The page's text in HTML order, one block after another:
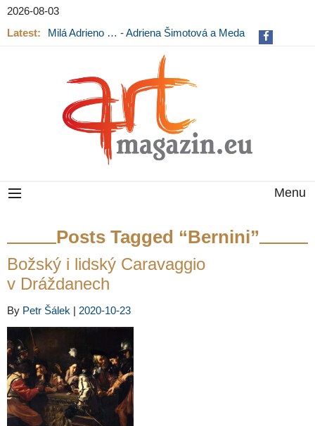
2026-08-03
Latest:
Milá Adrieno … - Adriena Šimotová a Meda
Menu
Posts Tagged “Bernini”
Božský i lidský Caravaggio
v Dráždanech
By Petr Šálek | 2020-10-23